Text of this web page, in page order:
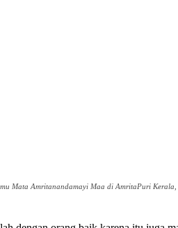
Mata Amritanandamayi Maa di AmritaPuri